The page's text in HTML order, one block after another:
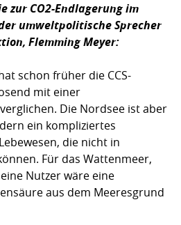
zur CO2-Endlagerung im
umweltpolitische Sprecher
Flemming Meyer:
schon früher die CCS-
mit einer
Die Nordsee ist aber
ein kompliziertes
die nicht in
Für das Wattenmeer,
Nutzer wäre eine
aus dem Meeresgrund